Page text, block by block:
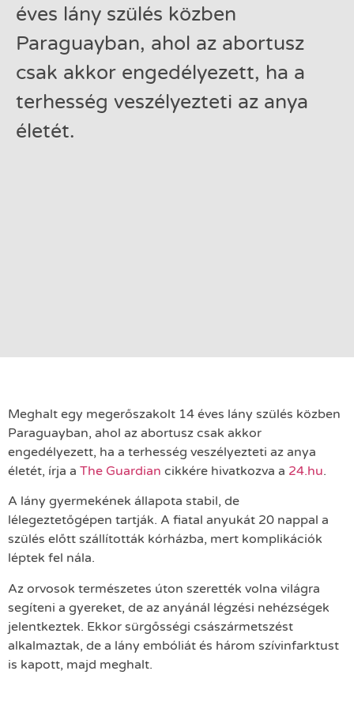
éves lány szülés közben
Paraguayban, ahol az abortusz
csak akkor engedélyezett, ha a
terhesség veszélyezteti az anya
életét.
Meghalt egy megerőszakolt 14 éves lány szülés közben
Paraguayban, ahol az abortusz csak akkor
engedélyezett, ha a terhesség veszélyezteti az anya
életét, írja a The Guardian cikkére hivatkozva a 24.hu.
A lány gyermekének állapota stabil, de
lélegeztetőgépen tartják. A fiatal anyukát 20 nappal a
szülés előtt szállították kórházba, mert komplikációk
léptek fel nála.
Az orvosok természetes úton szerették volna világra
segíteni a gyereket, de az anyánál légzési nehézségek
jelentkeztek. Ekkor sürgősségi császármetszést
alkalmaztak, de a lány embóliát és három szívinfarktust
is kapott, majd meghalt.